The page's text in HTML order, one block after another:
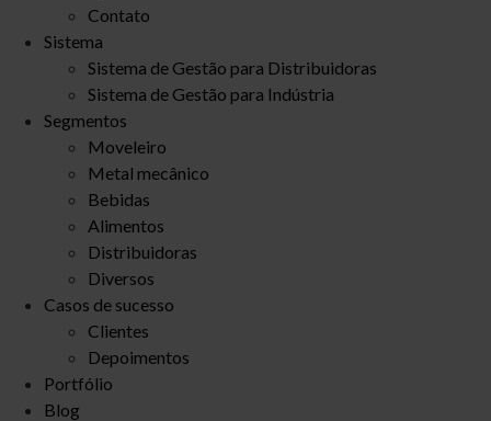
Contato
Sistema
Sistema de Gestão para Distribuidoras
Sistema de Gestão para Indústria
Segmentos
Moveleiro
Metal mecânico
Bebidas
Alimentos
Distribuidoras
Diversos
Casos de sucesso
Clientes
Depoimentos
Portfólio
Blog